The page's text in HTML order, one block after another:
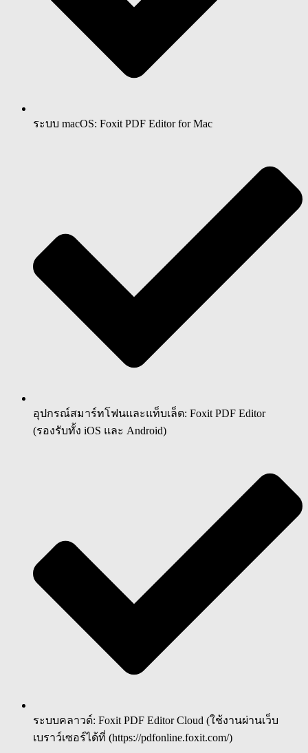
ระบบ macOS: Foxit PDF Editor for Mac
อุปกรณ์สมาร์ทโฟนและแท็บเล็ต: Foxit PDF Editor
(รองรับทั้ง iOS และ Android)
ระบบคลาวด์: Foxit PDF Editor Cloud (ใช้งานผ่านเว็บ
เบราว์เซอร์ได้ที่ (https://pdfonline.foxit.com/)